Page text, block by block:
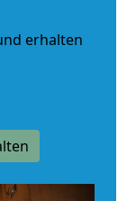
erhalten